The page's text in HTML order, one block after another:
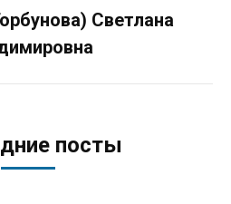
Следующая
запись:
Светлана
посты